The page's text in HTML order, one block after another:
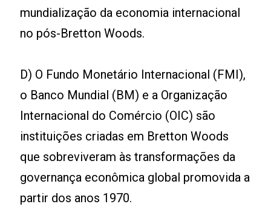
mundialização da economia internacional
no pós-Bretton Woods.
D) O Fundo Monetário Internacional (FMI),
o Banco Mundial (BM) e a Organização
Internacional do Comércio (OIC) são
instituições criadas em Bretton Woods
que sobreviveram às transformações da
governança econômica global promovida a
partir dos anos 1970.